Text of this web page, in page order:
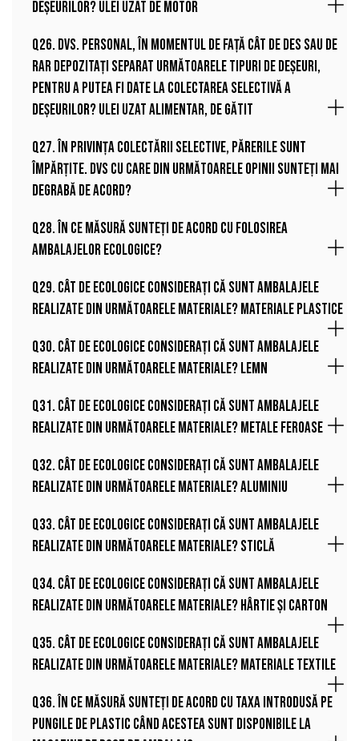
deșeurilor? Ulei uzat de motor
Q26. Dvs. personal, în momentul de față cât de des sau de
rar depozitați separat următoarele tipuri de deșeuri,
pentru a putea fi date la colectarea selectivă a
deșeurilor? Ulei uzat alimentar, de gătit
Q27. În privința colectării selective, părerile sunt
împărțite. Dvs cu care din următoarele opinii sunteți mai
degrabă de acord?
Q28. În ce măsură sunteți de acord cu folosirea
ambalajelor ecologice?
Q29. Cât de ecologice considerați că sunt ambalajele
realizate din următoarele materiale? Materiale plastice
Q30. Cât de ecologice considerați că sunt ambalajele
realizate din următoarele materiale? Lemn
Q31. Cât de ecologice considerați că sunt ambalajele
realizate din următoarele materiale? Metale feroase
Q32. Cât de ecologice considerați că sunt ambalajele
realizate din următoarele materiale? Aluminiu
Q33. Cât de ecologice considerați că sunt ambalajele
realizate din următoarele materiale? Sticlă
Q34. Cât de ecologice considerați că sunt ambalajele
realizate din următoarele materiale? Hârtie și carton
Q35. Cât de ecologice considerați că sunt ambalajele
realizate din următoarele materiale? Materiale textile
Q36. În ce măsură sunteți de acord cu taxa introdusă pe
pungile de plastic când acestea sunt disponibile la